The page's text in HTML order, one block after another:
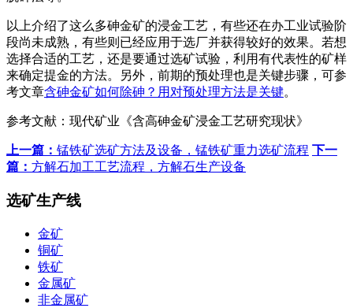
以上介绍了这么多砷金矿的浸金工艺，有些还在办工业试验阶
段尚未成熟，有些则已经应用于选厂并获得较好的效果。若想
选择合适的工艺，还是要通过选矿试验，利用有代表性的矿样
来确定提金的方法。另外，前期的预处理也是关键步骤，可参
考文章含砷金矿如何除砷？用对预处理方法是关键。
参考文献：现代矿业《含高砷金矿浸金工艺研究现状》
上一篇： 锰铁矿选矿方法及设备，锰铁矿重力选矿流程 下一
篇： 方解石加工工艺流程，方解石生产设备
选矿生产线
金矿
铜矿
铁矿
金属矿
非金属矿